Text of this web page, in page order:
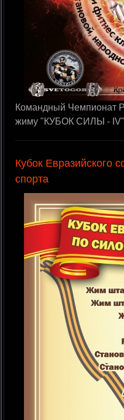
Командный Чемпионат
жиму "КУБОК СИЛЫ - IV",
Кубок Евразийского
спорта